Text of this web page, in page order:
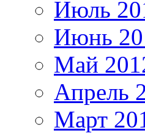
Июль
Июнь
Май
Апрель
Март